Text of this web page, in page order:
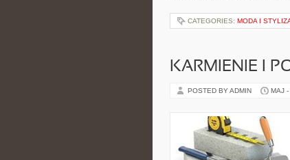
CATEGORIES: MODA I
KARMIENIE I
POSTED BY ADMIN MAJ